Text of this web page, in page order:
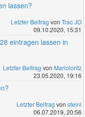
lassen?
Letzter Beitrag von Trac JO
09.10.2020, 15:31
eintragen lassen in
Letzter Beitrag von Marioloritz
23.05.2020, 19:16
Letzter Beitrag von steini
06.07.2019, 20:56